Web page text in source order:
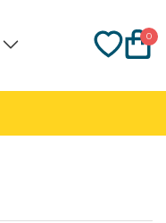
0